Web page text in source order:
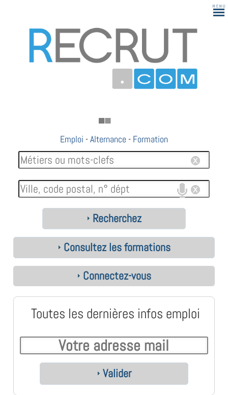
Emploi -Alternance - Formation
Recherchez
Consultez les formations
Connectez-vous
Toutes les dernières infos emploi
Valider